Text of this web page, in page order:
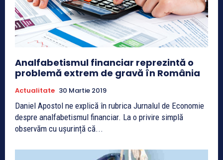
Analfabetismul financiar reprezintă o
problemă extrem de gravă în România
Actualitate 30 Martie 2019
Daniel Apostol ne explică în rubrica Jurnalul de Economie
despre analfabetismul financiar. La o privire simplă
observăm cu ușurință că...